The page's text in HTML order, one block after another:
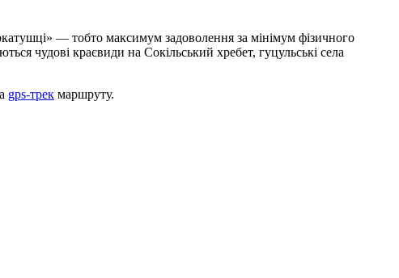
— тобто максимум задоволення за мінімум фізичного
чудові краєвиди на Сокільський хребет, гуцульські села
gps-трек маршруту.